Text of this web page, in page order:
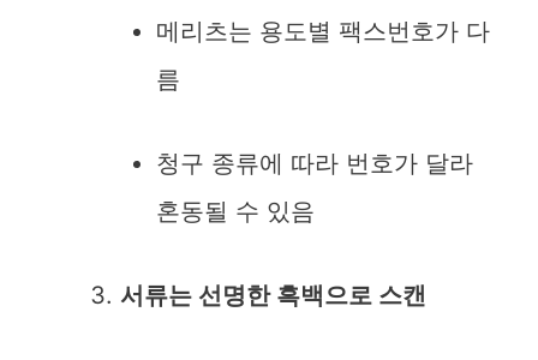
메리츠는 용도별 팩스번호가 다
름
청구 종류에 따라 번호가 달라
혼동될 수 있음
서류는 선명한 흑백으로 스캔